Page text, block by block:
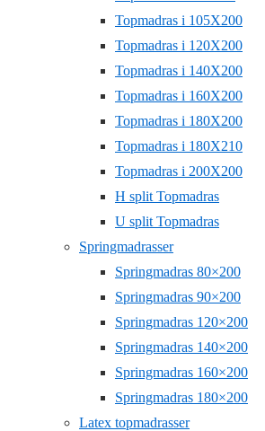
Topmadras i 105X200
Topmadras i 120X200
Topmadras i 140X200
Topmadras i 160X200
Topmadras i 180X200
Topmadras i 180X210
Topmadras i 200X200
H split Topmadras
U split Topmadras
Springmadrasser
Springmadras 80×200
Springmadras 90×200
Springmadras 120×200
Springmadras 140×200
Springmadras 160×200
Springmadras 180×200
Latex topmadrasser